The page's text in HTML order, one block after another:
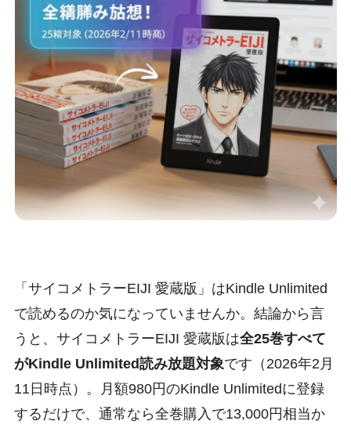
「サイコメトラーEIJI 愛蔵版」はKindle Unlimited
で読めるのか気になっていませんか。結論から言
うと、サイコメトラーEIJI 愛蔵版は全25巻すべて
がKindle Unlimited読み放題対象です（2026年2月
11日時点）。月額980円のKindle Unlimitedに登録
するだけで、通常なら全巻購入で13,000円相当か